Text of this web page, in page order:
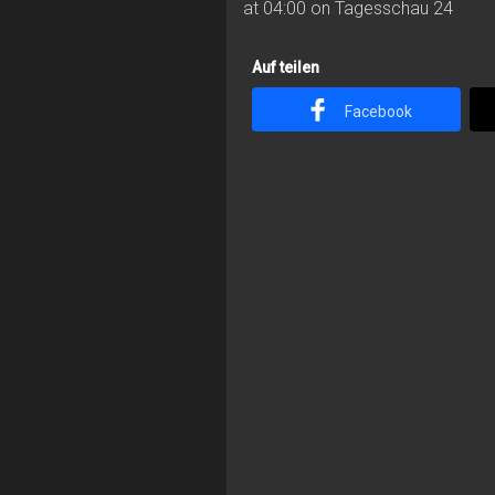
at 04:00 on Tagesschau 24
Auf teilen
Facebook